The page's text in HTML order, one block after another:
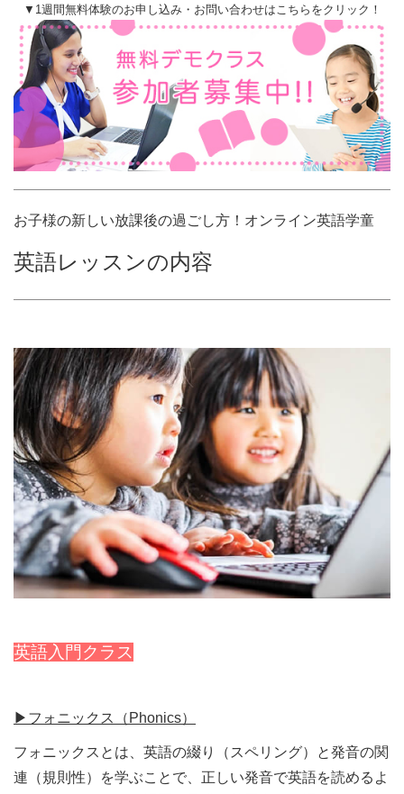
▼1週間無料体験のお申し込み・お問い合わせはこちらをクリック！
お子様の新しい放課後の過ごし方！オンライン英語学童
英語レッスンの内容
英語入門クラス
▶︎フォニックス（Phonics）
フォニックスとは、英語の綴り（スペリング）と発音の関
連（規則性）を学ぶことで、正しい発音で英語を読めるよ